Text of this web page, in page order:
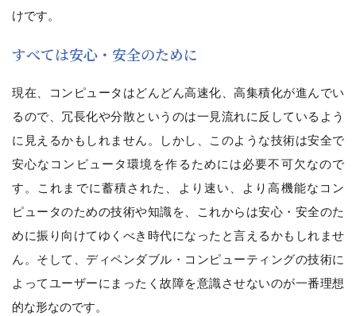
けです。
すべては安心・安全のために
現在、コンピュータはどんどん高速化、高集積化が進んでい
るので、冗長化や分散というのは一見流れに反しているよう
に見えるかもしれません。しかし、このような技術は安全で
安心なコンピュータ環境を作るためには必要不可欠なので
す。これまでに蓄積された、より速い、より高機能なコン
ピュータのための技術や知識を、これからは安心・安全のた
めに振り向けてゆくべき時代になったと言えるかもしれませ
ん。そして、ディペンダブル・コンピューティングの技術に
よってユーザーにまったく故障を意識させないのが一番理想
的な形なのです。